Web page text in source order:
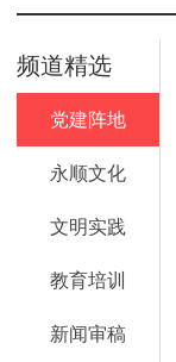
频道精选
党建阵地
永顺文化
文明实践
教育培训
新闻审稿